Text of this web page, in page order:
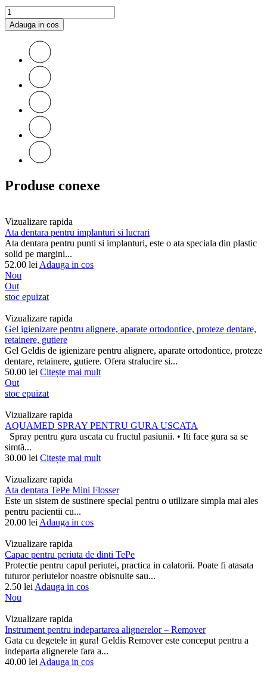
Adauga in cos
Produse conexe
Vizualizare rapida
Ata dentara pentru implanturi si lucrari
Ata dentara pentru punti si implanturi, este o ata speciala din plastic
solid pe margini...
52.00 lei Adauga in cos
Nou
Out
stoc epuizat
Vizualizare rapida
Gel igienizare pentru alignere, aparate ortodontice, proteze dentare,
retainere, gutiere
Gel Geldis de igienizare pentru alignere, aparate ortodontice, proteze
dentare, retainere, gutiere. Ofera stralucire si...
50.00 lei Citește mai mult
Out
stoc epuizat
Vizualizare rapida
AQUAMED SPRAY PENTRU GURA USCATA
Spray pentru gura uscata cu fructul pasiunii. • Iti face gura sa se
simtă...
30.00 lei Citește mai mult
Vizualizare rapida
Ata dentara TePe Mini Flosser
Este un sistem de sustinere special pentru o utilizare simpla mai ales
pentru pacientii cu...
20.00 lei Adauga in cos
Vizualizare rapida
Capac pentru periuta de dinti TePe
Protectie pentru capul periutei, practica in calatorii. Poate fi atasata
tuturor periutelor noastre obisnuite sau...
2.50 lei Adauga in cos
Nou
Vizualizare rapida
Instrument pentru indepartarea alignerelor – Remover
Gata cu degetele in gura! Geldis Remover este conceput pentru a
indeparta alignerele fara a...
40.00 lei Adauga in cos